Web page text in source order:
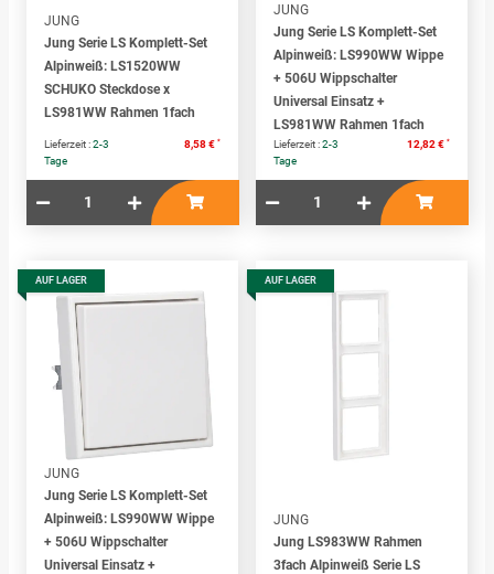
JUNG
Jung Serie LS Komplett-Set
Alpinweiß: LS1520WW
SCHUKO Steckdose x
LS981WW Rahmen 1fach
Lieferzeit :2-3
Tage
8,58 € *
JUNG
Jung Serie LS Komplett-Set
Alpinweiß: LS990WW Wippe
+ 506U Wippschalter
Universal Einsatz +
LS981WW Rahmen 1fach
Lieferzeit :2-3
Tage
12,82 € *
AUF LAGER
JUNG
Jung Serie LS Komplett-Set
Alpinweiß: LS990WW Wippe
+ 506U Wippschalter
Universal Einsatz +
AUF LAGER
JUNG
Jung LS983WW Rahmen
3fach Alpinweiß Serie LS